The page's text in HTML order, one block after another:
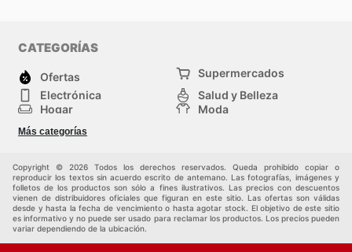
CATEGORÍAS
Ofertas
Supermercados
Electrónica
Salud y Belleza
Hogar
Moda
Herramientas y jardinería
Infancia
Más categorías
Copyright © 2026 Todos los derechos reservados. Queda prohibido copiar o
reproducir los textos sin acuerdo escrito de antemano. Las fotografías, imágenes y
folletos de los productos son sólo a fines ilustrativos. Las precios con descuentos
vienen de distribuidores oficiales que figuran en este sitio. Las ofertas son válidas
desde y hasta la fecha de vencimiento o hasta agotar stock. El objetivo de este sitio
es informativo y no puede ser usado para reclamar los productos. Los precios pueden
variar dependiendo de la ubicación.